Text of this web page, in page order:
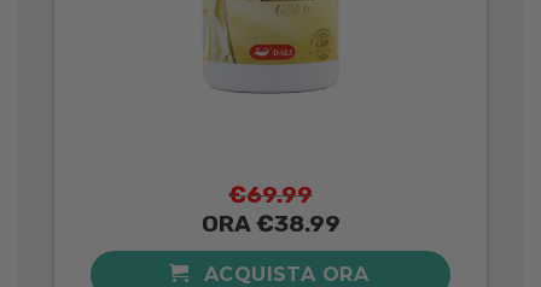
€69.99
ORA €38.99
ACQUISTA ORA